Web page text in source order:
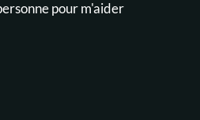
pour m'aider